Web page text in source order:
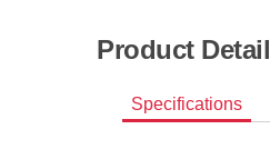
Product Detail
Specifications